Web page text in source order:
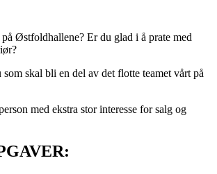
Østfoldhallene? Er du glad i å prate med
skal bli en del av det flotte teamet vårt på
med ekstra stor interesse for salg og